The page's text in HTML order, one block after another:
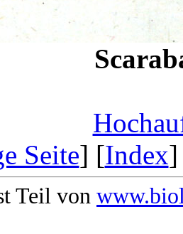
Seite] [Index
Teil von